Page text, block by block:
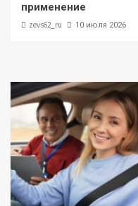
применение
zevs62_ru 10 июля 2026